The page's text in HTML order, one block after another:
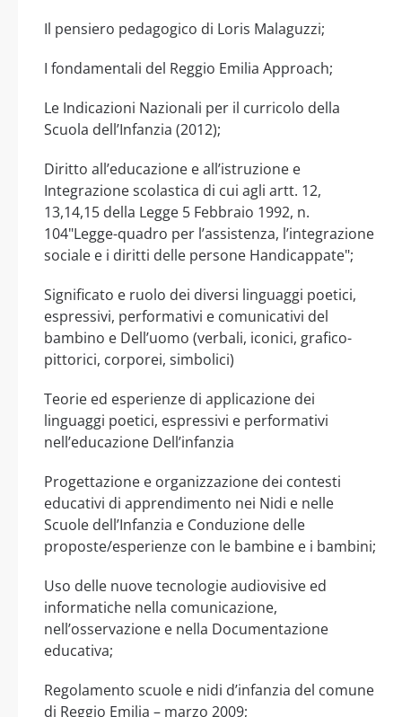
Il pensiero pedagogico di Loris Malaguzzi;
I fondamentali del Reggio Emilia Approach;
Le Indicazioni Nazionali per il curricolo della
Scuola dell’Infanzia (2012);
Diritto all’educazione e all’istruzione e
Integrazione scolastica di cui agli artt. 12,
13,14,15 della Legge 5 Febbraio 1992, n.
104"Legge-quadro per l’assistenza, l’integrazione
sociale e i diritti delle persone Handicappate";
Significato e ruolo dei diversi linguaggi poetici,
espressivi, performativi e comunicativi del
bambino e Dell’uomo (verbali, iconici, grafico-
pittorici, corporei, simbolici)
Teorie ed esperienze di applicazione dei
linguaggi poetici, espressivi e performativi
nell’educazione Dell’infanzia
Progettazione e organizzazione dei contesti
educativi di apprendimento nei Nidi e nelle
Scuole dell’Infanzia e Conduzione delle
proposte/esperienze con le bambine e i bambini;
Uso delle nuove tecnologie audiovisive ed
informatiche nella comunicazione,
nell’osservazione e nella Documentazione
educativa;
Regolamento scuole e nidi d’infanzia del comune
di Reggio Emilia – marzo 2009;